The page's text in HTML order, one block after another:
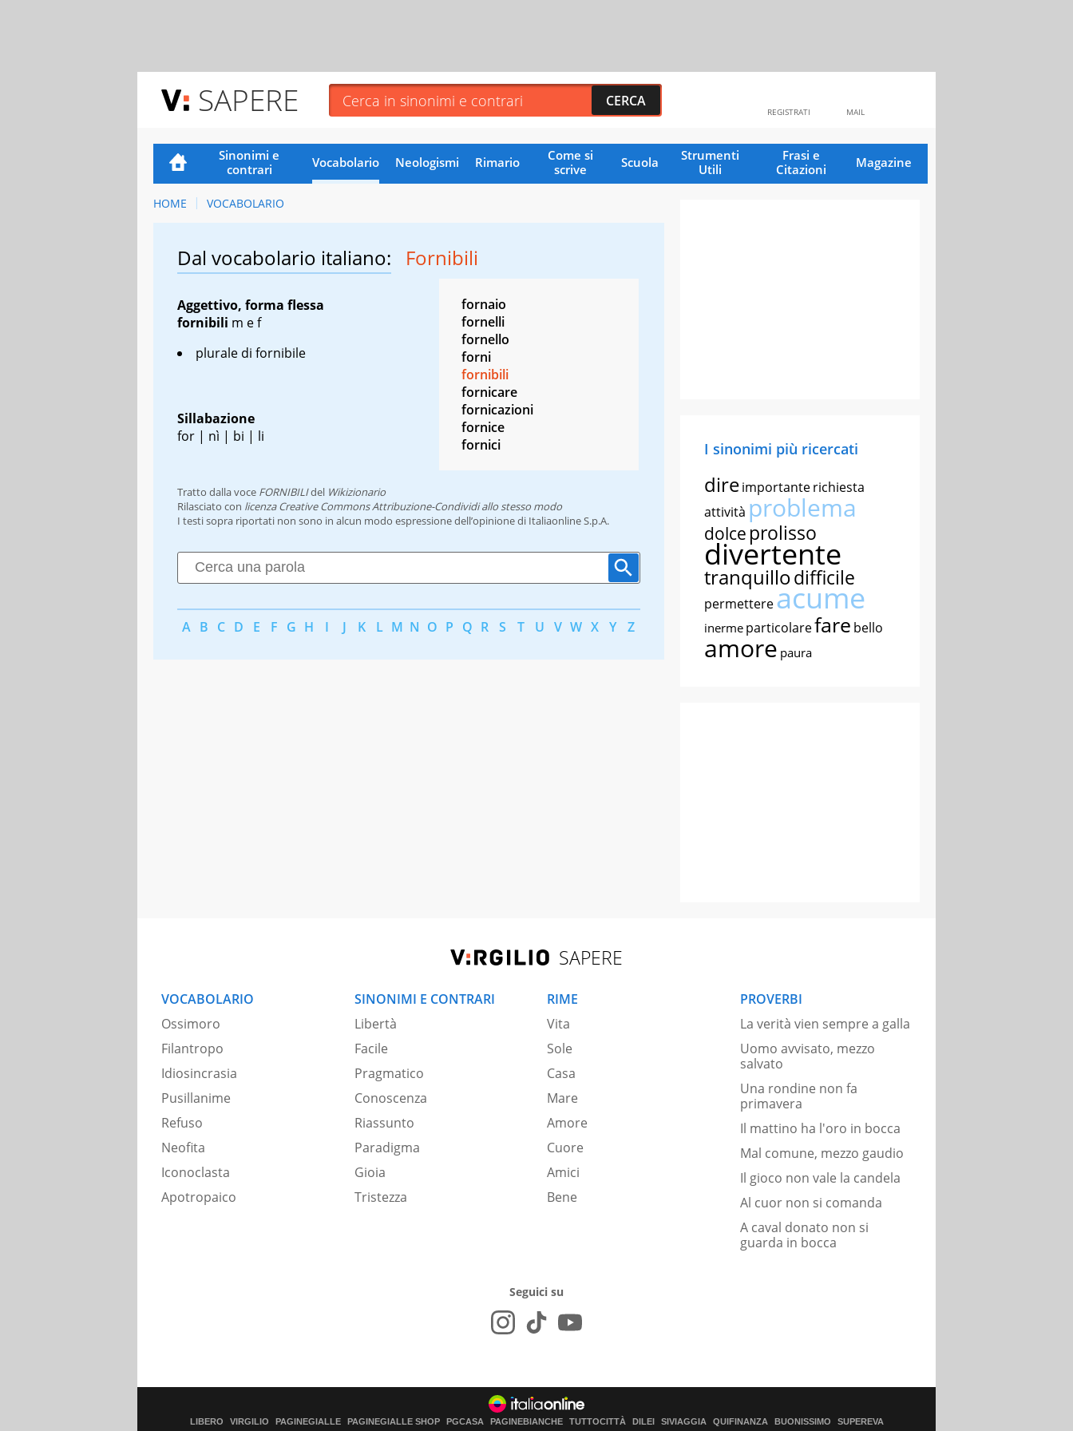
SAPERE MAIL
REGISTRATI
Sinonimi e
contrari
Vocabolario Neologismi Rimario
Come si
scrive
Scuola
Strumenti
Utili
Frasi e
Citazioni
Magazine
HOME VOCABOLARIO
Dal vocabolario italiano: Fornibili
Aggettivo, forma flessa
fornibili m ef
plurale di fornibile
Sillabazione
for | nì | bi | li
fornaio
fornelli
fornello
forni
fornibili
fornicare
fornicazioni
fornice
fornici
Tratto dalla voce FORNIBILIdel Wikizionario
Rilasciato con licenza Creative Commons Attribuzione-Condividi allo stesso modo
I testi sopra riportati non sono in alcun modo espressione dell’opinione di Italiaonline S.p.A.
A B C D E F G H I J K L M N O P Q R S T U V W X Y Z
I sinonimi più ricercati
direimportanterichiesta
attività problema
dolce prolisso
divertente
tranquillodifficile
permettereacume
inerme particolarefare bello
amore paura
SAPERE
VOCABOLARIO
Ossimoro
Filantropo
Idiosincrasia
Pusillanime
Refuso
Neofita
Iconoclasta
Apotropaico
SINONIMI E CONTRARI
Libertà
Facile
Pragmatico
Conoscenza
Riassunto
Paradigma
Gioia
Tristezza
RIME
Vita
Sole
Casa
Mare
Amore
Cuore
Amici
Bene
PROVERBI
La verità vien sempre a galla
Uomo avvisato, mezzo
salvato
Una rondine non fa
primavera
Il mattino ha l'oro in bocca
Mal comune, mezzo gaudio
Il gioco non vale la candela
Al cuor non si comanda
A caval donato non si
guarda in bocca
Seguici su
LIBERO VIRGILIO PAGINEGIALLE PAGINEGIALLE SHOP PGCASA PAGINEBIANCHE TUTTOCITTÀ DILEI SIVIAGGIA QUIFINANZA BUONISSIMO SUPEREVA